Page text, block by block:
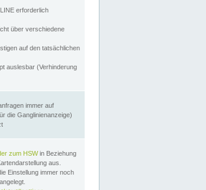
erforderlich
über verschiedene
auf den tatsächlichen
auslesbar (Verhinderung
immer auf
die Ganglinienanzeige)
zum HSWin Beziehung
aus.
Einstellung immer noch